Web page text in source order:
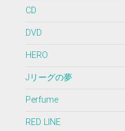
CD
DVD
HERO
Jリーグの夢
Perfume
RED LINE